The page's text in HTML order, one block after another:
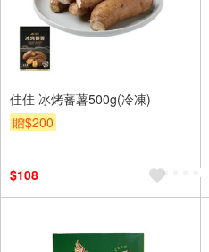
佳佳 冰烤蕃薯500g(冷凍)
贈$200
$108